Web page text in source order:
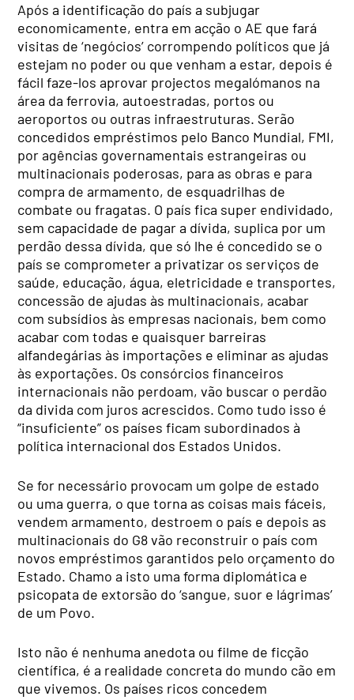
Após a identificação do país a subjugar
economicamente, entra em acção o AE que fará
visitas de ‘negócios’ corrompendo políticos que já
estejam no poder ou que venham a estar, depois é
fácil faze-los aprovar projectos megalómanos na
área da ferrovia, autoestradas, portos ou
aeroportos ou outras infraestruturas. Serão
concedidos empréstimos pelo Banco Mundial, FMI,
por agências governamentais estrangeiras ou
multinacionais poderosas, para as obras e para
compra de armamento, de esquadrilhas de
combate ou fragatas. O país fica super endividado,
sem capacidade de pagar a dívida, suplica por um
perdão dessa dívida, que só lhe é concedido se o
país se comprometer a privatizar os serviços de
saúde, educação, água, eletricidade e transportes,
concessão de ajudas às multinacionais, acabar
com subsídios às empresas nacionais, bem como
acabar com todas e quaisquer barreiras
alfandegárias às importações e eliminar as ajudas
às exportações. Os consórcios financeiros
internacionais não perdoam, vão buscar o perdão
da divida com juros acrescidos. Como tudo isso é
“insuficiente” os países ficam subordinados à
política internacional dos Estados Unidos.
Se for necessário provocam um golpe de estado
ou uma guerra, o que torna as coisas mais fáceis,
vendem armamento, destroem o país e depois as
multinacionais do G8 vão reconstruir o país com
novos empréstimos garantidos pelo orçamento do
Estado. Chamo a isto uma forma diplomática e
psicopata de extorsão do ‘sangue, suor e lágrimas’
de um Povo.
Isto não é nenhuma anedota ou filme de ficção
científica, é a realidade concreta do mundo cão em
que vivemos. Os países ricos concedem